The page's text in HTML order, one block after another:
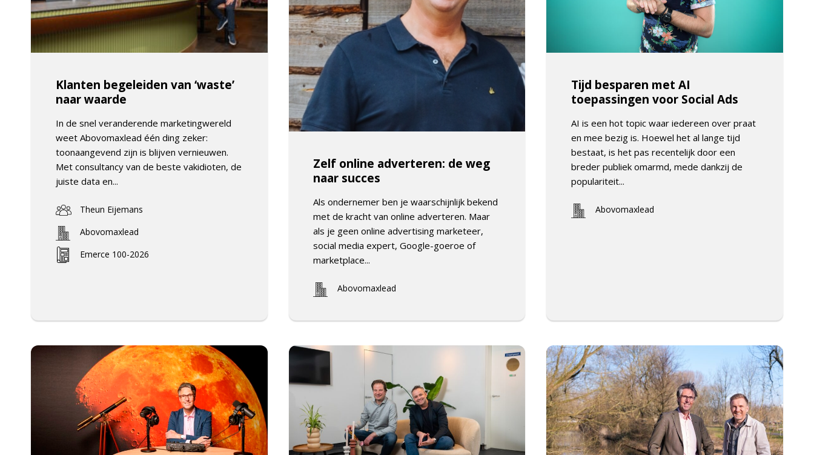
Klanten begeleiden van ‘waste’
naar waarde
In de snel veranderende marketingwereld
weet Abovomaxlead één ding zeker:
toonaangevend zijn is blijven vernieuwen.
Met consultancy van de beste vakidioten, de
juiste data en...
Theun Eijemans
Abovomaxlead
Emerce 100-2026
Zelf online adverteren: de weg
naar succes
Als ondernemer ben je waarschijnlijk bekend
met de kracht van online adverteren. Maar
als je geen online advertising marketeer,
social media expert, Google-goeroe of
marketplace...
Abovomaxlead
Tijd besparen met AI
toepassingen voor Social Ads
AI is een hot topic waar iedereen over praat
en mee bezig is. Hoewel het al lange tijd
bestaat, is het pas recentelijk door een
breder publiek omarmd, mede dankzij de
populariteit...
Abovomaxlead